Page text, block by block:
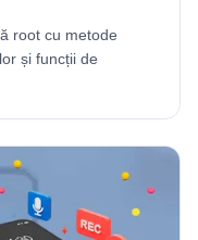
root cu metode
și funcții de